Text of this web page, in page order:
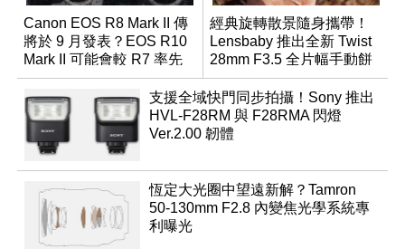
Canon EOS R8 Mark II 傳
將於 9 月發表？EOS R10
Mark II 可能會較 R7 率先
推出
經典旋轉散景隨身攜帶！
Lensbaby 推出全新 Twist
28mm F3.5 全片幅手動餅
乾鏡
支援全域快門同步拍攝！Sony 推出
HVL-F28RM 與 F28RMA 閃燈
Ver.2.00 韌體
恆定大光圈中望遠新解？Tamron
50-130mm F2.8 內變焦光學系統專
利曝光